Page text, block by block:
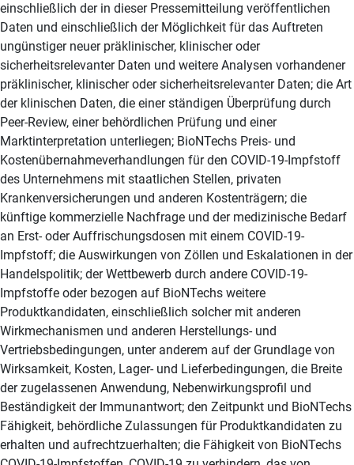
einschließlich der in dieser Pressemitteilung veröffentlichen
Daten und einschließlich der Möglichkeit für das Auftreten
ungünstiger neuer präklinischer, klinischer oder
sicherheitsrelevanter Daten und weitere Analysen vorhandener
präklinischer, klinischer oder sicherheitsrelevanter Daten; die Art
der klinischen Daten, die einer ständigen Überprüfung durch
Peer-Review, einer behördlichen Prüfung und einer
Marktinterpretation unterliegen; BioNTechs Preis- und
Kostenübernahmeverhandlungen für den COVID-19-Impfstoff
des Unternehmens mit staatlichen Stellen, privaten
Krankenversicherungen und anderen Kostenträgern; die
künftige kommerzielle Nachfrage und der medizinische Bedarf
an Erst- oder Auffrischungsdosen mit einem COVID-19-
Impfstoff; die Auswirkungen von Zöllen und Eskalationen in der
Handelspolitik; der Wettbewerb durch andere COVID-19-
Impfstoffe oder bezogen auf BioNTechs weitere
Produktkandidaten, einschließlich solcher mit anderen
Wirkmechanismen und anderen Herstellungs- und
Vertriebsbedingungen, unter anderem auf der Grundlage von
Wirksamkeit, Kosten, Lager- und Lieferbedingungen, die Breite
der zugelassenen Anwendung, Nebenwirkungsprofil und
Beständigkeit der Immunantwort; den Zeitpunkt und BioNTechs
Fähigkeit, behördliche Zulassungen für Produktkandidaten zu
erhalten und aufrechtzuerhalten; die Fähigkeit von BioNTechs